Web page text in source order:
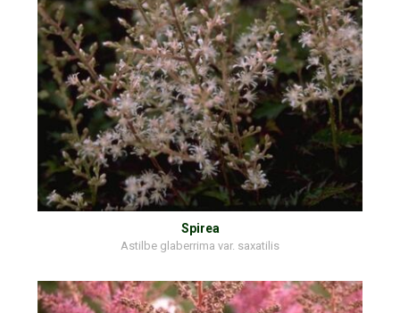
Spirea
Astilbe glaberrima var. saxatilis